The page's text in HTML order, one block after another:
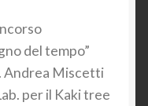
del tempo”
Andrea Miscetti
per il Kaki tree